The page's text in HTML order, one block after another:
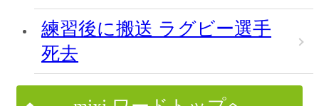
練習後に搬送 ラグビー選手
死去